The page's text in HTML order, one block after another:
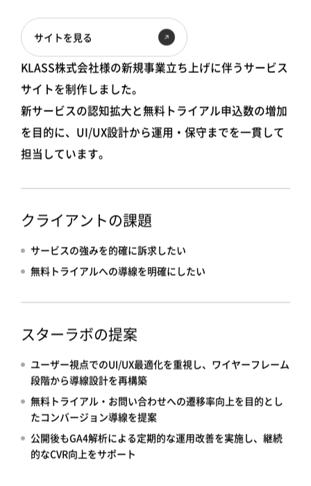
サイトを見る
KLASS株式会社様の新規事業立ち上げに伴うサービス
サイトを制作しました。
新サービスの認知拡大と無料トライアル申込数の増加
を目的に、UI/UX設計から運用・保守までを一貫して
担当しています。
クライアントの課題
サービスの強みを的確に訴求したい
無料トライアルへの導線を明確にしたい
スターラボの提案
ユーザー視点でのUI/UX最適化を重視し、ワイヤーフレーム
段階から導線設計を再構築
無料トライアル・お問い合わせへの遷移率向上を目的とし
たコンバージョン導線を提案
公開後もGA4解析による定期的な運用改善を実施し、継続
的なCVR向上をサポート